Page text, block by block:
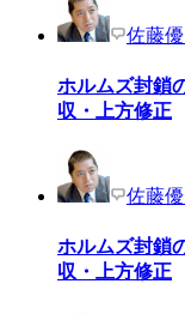
佐藤
ホルムズ封鎖
収・上方修正
佐藤
ホルムズ封鎖
収・上方修正